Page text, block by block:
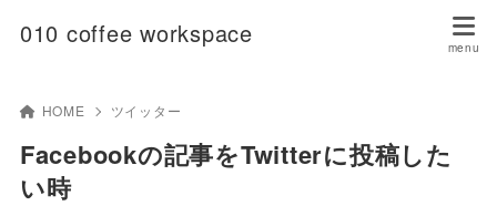
010 coffee workspace
HOME ツイッター
Facebookの記事をTwitterに投稿した
い時